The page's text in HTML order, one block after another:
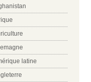
latine